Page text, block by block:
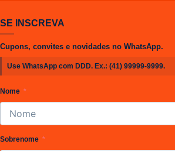
SE INSCREVA
Cupons, convites e novidades no WhatsApp.
Use WhatsApp com DDD. Ex.: (41) 99999-9999.
Nome
Sobrenome